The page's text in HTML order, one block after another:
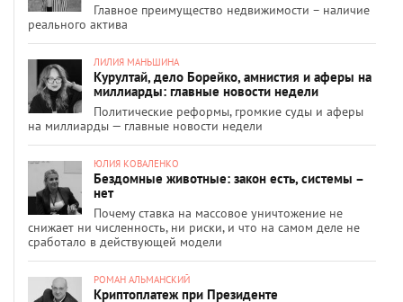
Главное преимущество недвижимости – наличие
реального актива
ЛИЛИЯ МАНЬШИНА
Курултай, дело Борейко, амнистия и аферы на
миллиарды: главные новости недели
Политические реформы, громкие суды и аферы
на миллиарды — главные новости недели
ЮЛИЯ КОВАЛЕНКО
Бездомные животные: закон есть, системы –
нет
Почему ставка на массовое уничтожение не
снижает ни численность, ни риски, и что на самом деле не
сработало в действующей модели
РОМАН АЛЬМАНСКИЙ
Криптоплатеж при Президенте